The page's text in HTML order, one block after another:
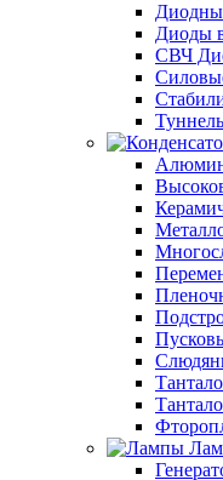
Диоды
СВЧ